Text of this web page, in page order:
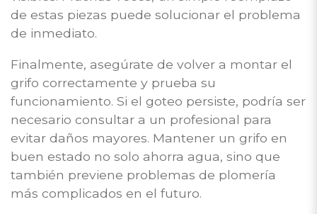
de estas piezas puede solucionar el problema
de inmediato.
Finalmente, asegúrate de volver a montar el
grifo correctamente y prueba su
funcionamiento. Si el goteo persiste, podría ser
necesario consultar a un profesional para
evitar daños mayores. Mantener un grifo en
buen estado no solo ahorra agua, sino que
también previene problemas de plomería
más complicados en el futuro.